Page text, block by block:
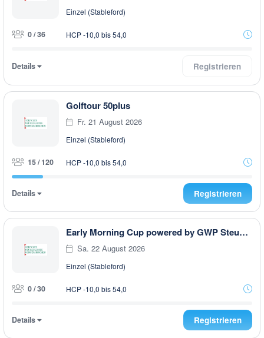
Einzel (Stableford)
0 / 36 HCP -10,0 bis 54,0
Details Registrieren
Golftour 50plus
Fr. 21 August 2026
Einzel (Stableford)
15 / 120 HCP -10,0 bis 54,0
Details Registrieren
Early Morning Cup powered by GWP Steuerberatung
Sa. 22 August 2026
Einzel (Stableford)
0 / 30 HCP -10,0 bis 54,0
Details Registrieren